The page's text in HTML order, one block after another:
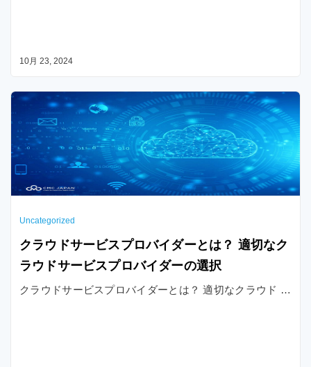
10月 23, 2024
Uncategorized
クラウドサービスプロバイダーとは？ 適切なク
ラウドサービスプロバイダーの選択
クラウドサービスプロバイダーとは？ 適切なクラウド …